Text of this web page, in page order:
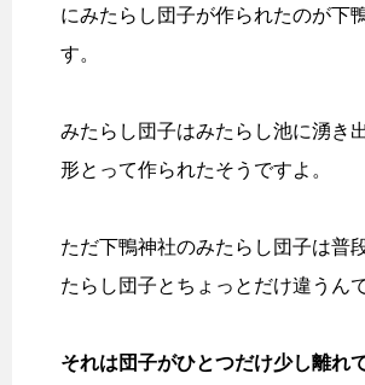
にみたらし団子が作られたのが下
す。
みたらし団子はみたらし池に湧き
形とって作られたそうですよ。
ただ下鴨神社のみたらし団子は普
たらし団子とちょっとだけ違うんで
それは団子がひとつだけ少し離れ